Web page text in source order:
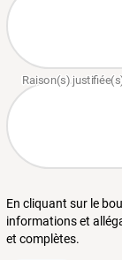
En cliquant sur le
informations et
et complètes.